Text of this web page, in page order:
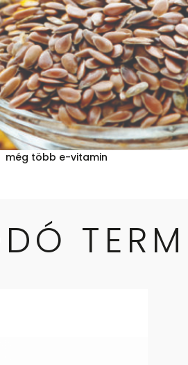
még több e-vitamin